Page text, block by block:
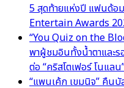
5 สุดท้ายแห่งปี แฟนด้อ
Entertain Awards
“You Quiz on the
พาผู้ชมอินทั้งน้ำตาและ
ต่อ “คริสโตเฟอร์ โนแล
“แพนเค้ก เขมนิจ” คืน